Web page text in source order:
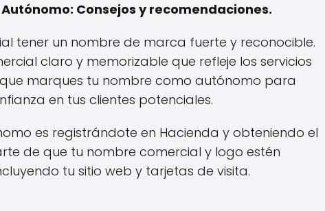
Consejos y recomendaciones.
tener un nombre de marca fuerte y reconocible.
claro y memorizable que refleje los servicios
marques tu nombre como autónomo para
en tus clientes potenciales.
es registrándote en Hacienda y obteniendo el
de que tu nombre comercial y logo estén
tu sitio web y tarjetas de visita.